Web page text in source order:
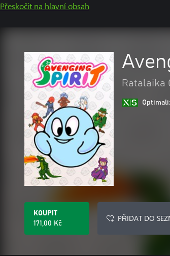
Přeskočit na hlavní obsah
Ratalaika
KOUPIT
171,00 Kč
PŘIDAT DO